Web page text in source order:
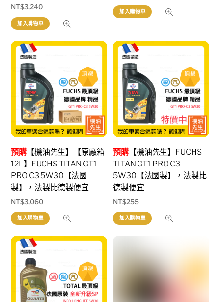
NT$3,240
加入購物車
加入購物車
預購 【機油先生】【原廠箱
12L】FUCHS TITAN GT1
PRO C3 5W30【法國
製】，法製比德製便宜
NT$3,060
加入購物車
預購 【機油先生】FUCHS
TITAN GT1 PRO C3
5W30【法國製】，法製比
德製便宜
NT$255
加入購物車